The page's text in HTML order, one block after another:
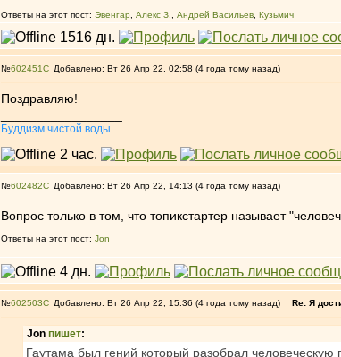
Ответы на этот пост: Эвенгар Алекс З. Андрей Васильев Кузьмич
№602451 Добавлено: Вт 26 Апр 22, 02:58 (4 года тому назад)
Поздравляю!
Буддизм чистой воды
№602482 Добавлено: Вт 26 Апр 22, 14:13 (4 года тому назад)
Вопрос только в том, что топикстартер называет
Ответы на этот пост: Jon
№602503 Добавлено: Вт 26 Апр 22, 15:36 (4 года тому назад) Re: Я
Jon пишет:
Гаутама был гений который разобрал